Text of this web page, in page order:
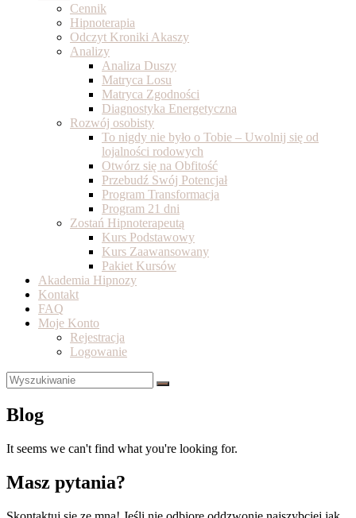
Cennik
Hipnoterapia
Odczyt Kroniki Akaszy
Analizy
Analiza Duszy
Matryca Losu
Matryca Zgodności
Diagnostyka Energetyczna
Rozwój osobisty
To nigdy nie było o Tobie – Uwolnij się od
lojalności rodowych
Otwórz się na Obfitość
Przebudź Swój Potencjał
Program Transformacja
Program 21 dni
Zostań Hipnoterapeutą
Kurs Podstawowy
Kurs Zaawansowany
Pakiet Kursów
Akademia Hipnozy
Kontakt
FAQ
Moje Konto
Rejestracja
Logowanie
Blog
It seems we can't find what you're looking for.
Masz pytania?